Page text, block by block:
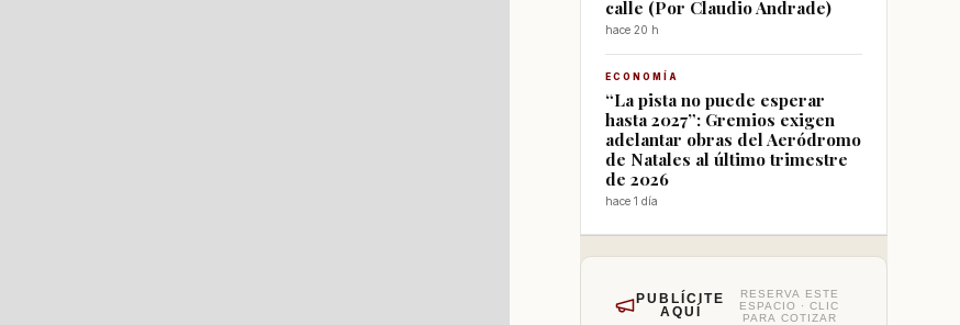
calle (Por Claudio Andrade)
hace 20 h
ECONOMÍA
“La pista no puede esperar
hasta 2027”: Gremios exigen
adelantar obras del Aeródromo
de Natales al último trimestre
de 2026
hace 1 día
PUBLÍCITE
AQUÍ
RESERVA ESTE
ESPACIO · CLIC
PARA COTIZAR